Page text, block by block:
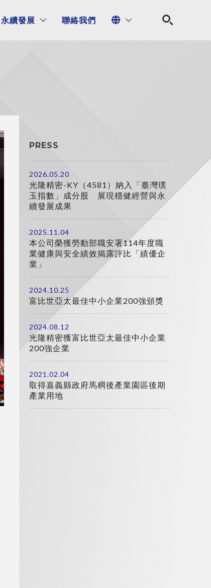
永續發展 聯絡我們
PRESS
2026.05.20
光隆精密-KY（4581）納入「臺灣璞
玉指數」成分股 展現穩健經營與永
續發展成果
2025.11.04
本公司榮獲勞動部職安署114年度職
業健康與安全績效揭露評比「績優企
業」
2024.10.25
富比世亞太最佳中小企業200強頒獎
2024.08.12
光隆精密獲富比世亞太最佳中小企業
200強企業
2021.02.04
取得嘉義縣政府馬稠後產業園區後期
產業用地